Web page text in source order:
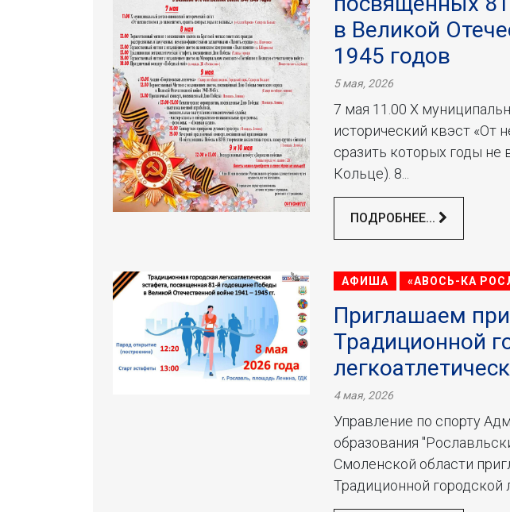
в Великой
1945 годов
5 мая, 2026
7 мая 11.00 X
исторический квэст «От
сразить которых годы не
Кольце). 8...
ПОДРОБНЕЕ...
АФИША «АВОСЬ-КА
Приглашаем
Традиционной
4 мая, 2026
Управление по спорту
образования
Смоленской области
Традиционной городской